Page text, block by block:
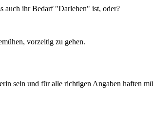
auch ihr Bedarf "Darlehen" ist, oder?
vorzeitig zu gehen.
sein und für alle richtigen Angaben haften